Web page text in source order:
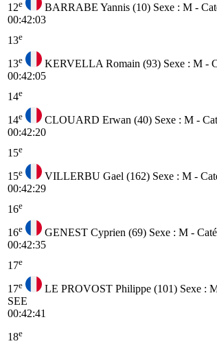
12e BARRABE Yannis (10) Sexe : M -
00:42:03
13e
13e KERVELLA Romain (93) Sexe : M -
00:42:05
14e
14e CLOUARD Erwan (40) Sexe : M -
00:42:20
15e
15e VILLERBU Gael (162) Sexe : M -
00:42:29
16e
16e GENEST Cyprien (69) Sexe : M -
00:42:35
17e
17e LE PROVOST Philippe (101) Sexe :
SEE
00:42:41
18e